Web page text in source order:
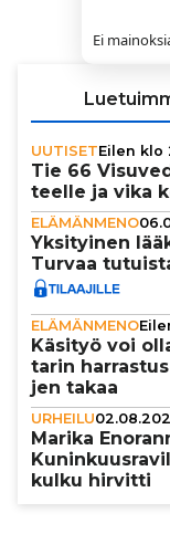
Ei
UUTISETEilen klo
Tie 66
teelle ja vika
ELÄMÄNMENO
Yksi­tyi­nen
Turvaa
ELÄMÄNMENO
Käsityö voi
ta­rin
jen takaa
URHEILU
Marika
kulku hirvitti